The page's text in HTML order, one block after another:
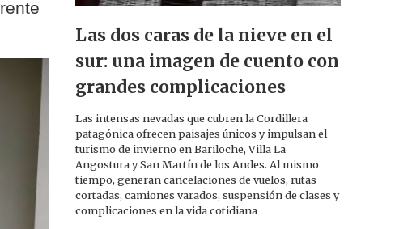
Las dos caras de la nieve en el
sur: una imagen de cuento con
grandes complicaciones
Las intensas nevadas que cubren la Cordillera
patagónica ofrecen paisajes únicos y impulsan el
turismo de invierno en Bariloche, Villa La
Angostura y San Martín de los Andes. Al mismo
tiempo, generan cancelaciones de vuelos, rutas
cortadas, camiones varados, suspensión de clases y
complicaciones en la vida cotidiana